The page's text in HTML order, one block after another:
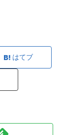
はてブ